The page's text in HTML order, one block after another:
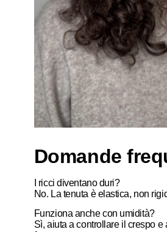
Domande
I ricci diventano duri?
No. La tenuta è elastica, non
Funziona anche con umidità?
Sì, aiuta a controllare il crespo e